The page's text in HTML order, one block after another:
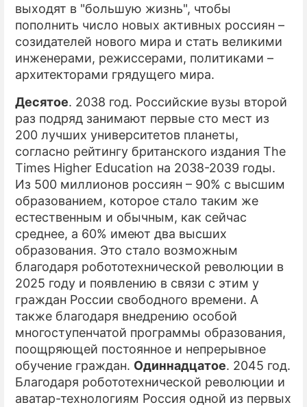
выходят в "большую жизнь", чтобы
пополнить число новых активных россиян –
созидателей нового мира и стать великими
инженерами, режиссерами, политиками –
архитекторами грядущего мира.
Десятое. 2038 год. Российские вузы второй
раз подряд занимают первые сто мест из
200 лучших университетов планеты,
согласно рейтингу британского издания The
Times Higher Education на 2038-2039 годы.
Из 500 миллионов россиян – 90% с высшим
образованием, которое стало таким же
естественным и обычным, как сейчас
среднее, а 60% имеют два высших
образования. Это стало возможным
благодаря робототехнической революции в
2025 году и появлению в связи с этим у
граждан России свободного времени. А
также благодаря внедрению особой
многоступенчатой программы образования,
поощряющей постоянное и непрерывное
обучение граждан. Одиннадцатое. 2045 год.
Благодаря робототехнической революции и
аватар-технологиям Россия одной из первых